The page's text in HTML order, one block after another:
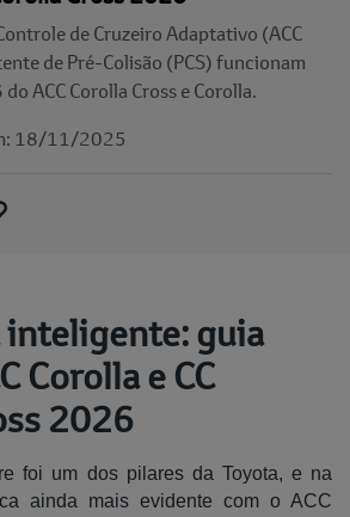
de Cruzeiro Adaptativo (ACC
de Pré-Colisão (PCS) funcionam
ACC Corolla Cross e Corolla.
18/11/2025
inteligente: guia
Corolla e CC
2026
foi um dos pilares da Toyota, e na
ainda mais evidente com o ACC